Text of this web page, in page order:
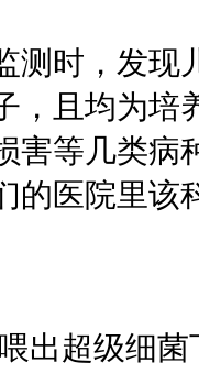
测时，发现
，且均为培
害等几类病
的医院里该
出超级细